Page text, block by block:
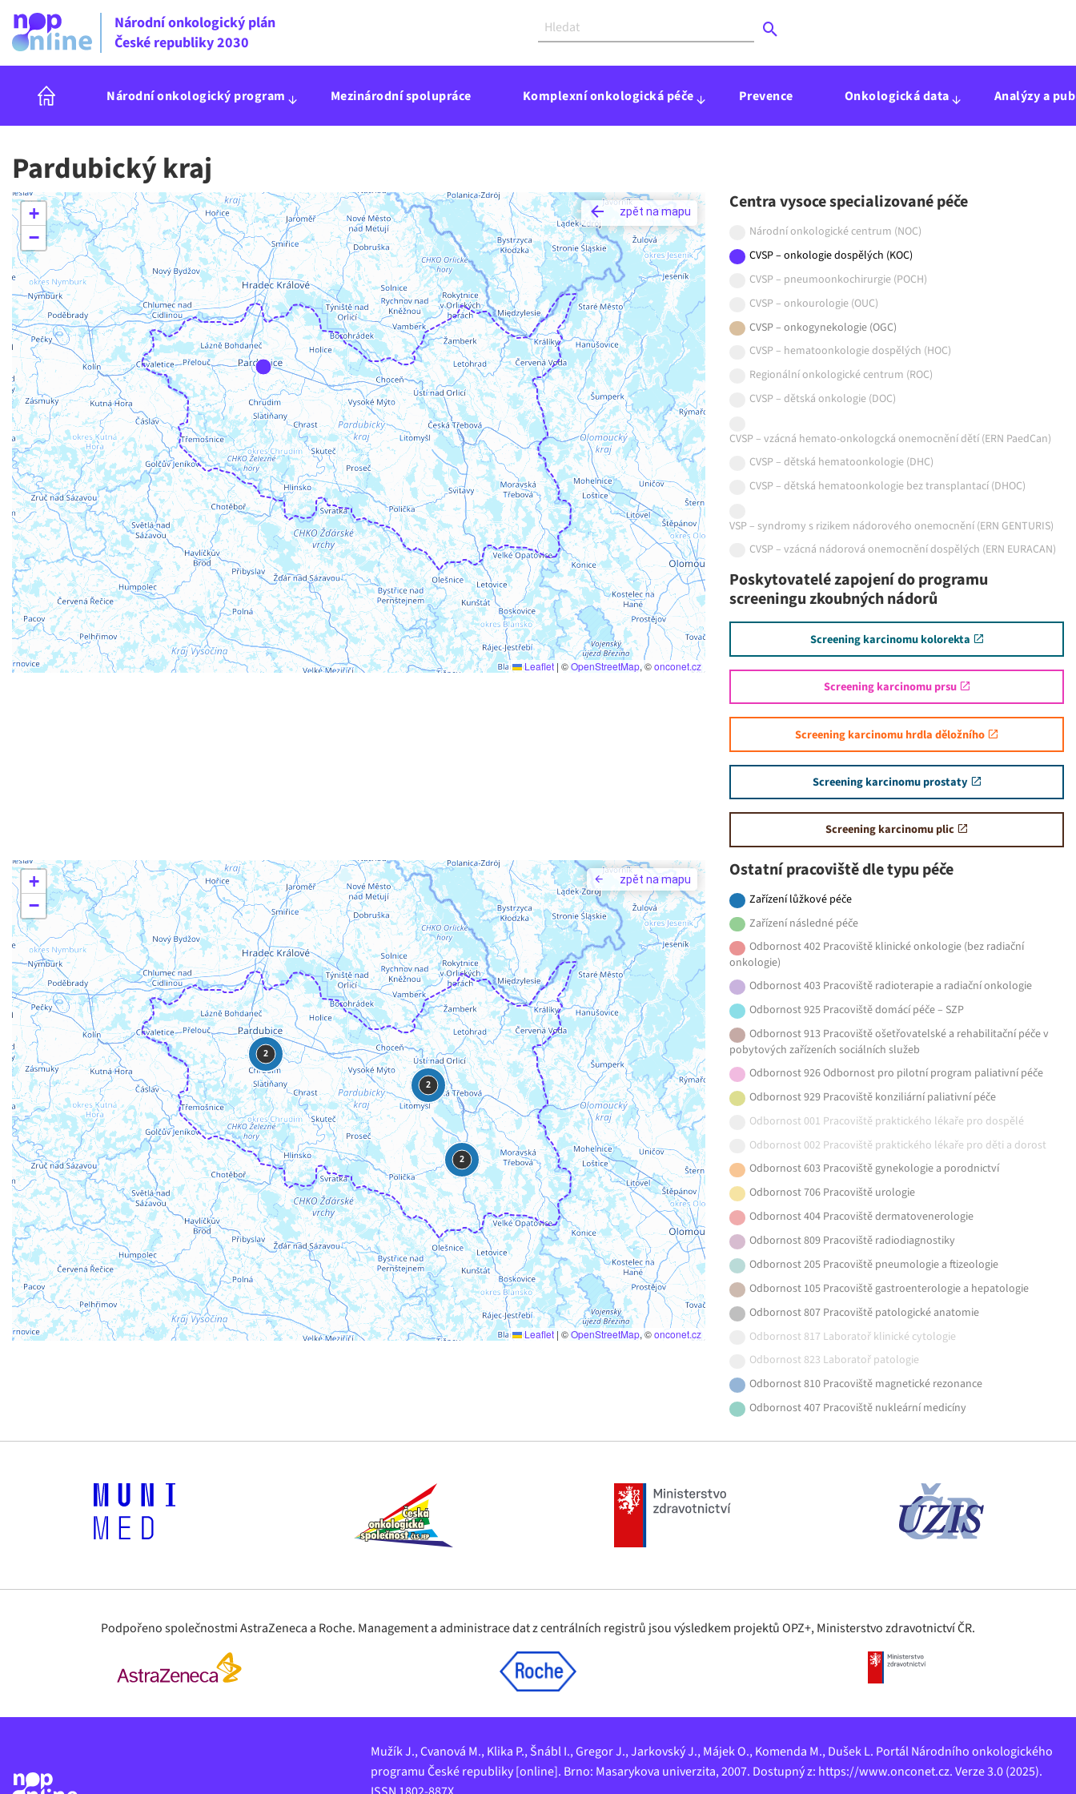
Národní onkologický plán
České republiky 2030
Národní onkologický program Mezinárodní spolupráce Komplexní onkologická péče Prevence Onkologická data Analýzy a
Pardubický kraj
+
−
zpět na mapu
Leaflet | ©OpenStreetMap, ©onconet.cz
Centra vysoce specializované péče
Národní onkologické centrum (NOC)
CVSP – onkologie dospělých (KOC)
CVSP – pneumoonkochirurgie (POCH)
CVSP – onkourologie (OUC)
CVSP – onkogynekologie (OGC)
CVSP – hematoonkologie dospělých (HOC)
Regionální onkologické centrum (ROC)
CVSP – dětská onkologie (DOC)
CVSP – vzácná hemato-onkologcká onemocnění dětí (ERN PaedCan)
CVSP – dětská hematoonkologie (DHC)
CVSP – dětská hematoonkologie bez transplantací (DHOC)
VSP – syndromy s rizikem nádorového onemocnění (ERN GENTURIS)
CVSP – vzácná nádorová onemocnění dospělých (ERN EURACAN)
Poskytovatelé zapojení do programu
screeningu zkoubných nádorů
Screening karcinomu kolorekta
Screening karcinomu prsu
Screening karcinomu hrdla děložního
Screening karcinomu prostaty
Screening karcinomu plic
2
2
2
+
−
zpět na mapu
Leaflet | ©OpenStreetMap, ©onconet.cz
Ostatní pracoviště dle typu péče
Zařízení lůžkové péče
Zařízení následné péče
Odbornost 402 Pracoviště klinické onkologie (bez radiační
onkologie)
Odbornost 403 Pracoviště radioterapie a radiační onkologie
Odbornost 925 Pracoviště domácí péče – SZP
Odbornost 913 Pracoviště ošetřovatelské a rehabilitační péče v
pobytových zařízeních sociálních služeb
Odbornost 926 Odbornost pro pilotní program paliativní péče
Odbornost 929 Pracoviště konziliární paliativní péče
Odbornost 001 Pracoviště praktického lékaře pro dospělé
Odbornost 002 Pracoviště praktického lékaře pro děti a dorost
Odbornost 603 Pracoviště gynekologie a porodnictví
Odbornost 706 Pracoviště urologie
Odbornost 404 Pracoviště dermatovenerologie
Odbornost 809 Pracoviště radiodiagnostiky
Odbornost 205 Pracoviště pneumologie a ftizeologie
Odbornost 105 Pracoviště gastroenterologie a hepatologie
Odbornost 807 Pracoviště patologické anatomie
Odbornost 817 Laboratoř klinické cytologie
Odbornost 823 Laboratoř patologie
Odbornost 810 Pracoviště magnetické rezonance
Odbornost 407 Pracoviště nukleární medicíny
Podpořeno společnostmi AstraZeneca a Roche. Management a administrace dat z centrálních registrů jsou výsledkem projektů OPZ+, Ministerstvo zdravotnictví ČR.
Mužík J., Cvanová M., Klika P., Šnábl I., Gregor J., Jarkovský J., Májek O., Komenda M., Dušek L. Portál Národního onkologického
programu České republiky [online]. Brno: Masarykova univerzita, 2007. Dostupný z: https://www.onconet.cz. Verze 3.0 (2025).